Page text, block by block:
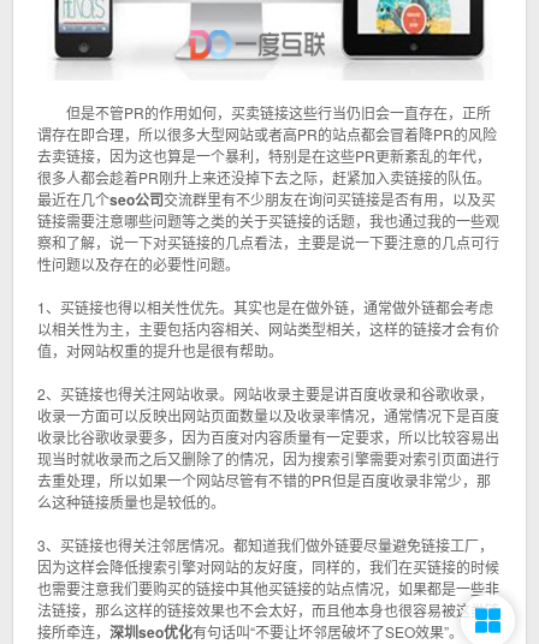
但是不管PR的作用如何，买卖链接这些行当仍旧会一直存在，正所
谓存在即合理，所以很多大型网站或者高PR的站点都会冒着降PR的风险
去卖链接，因为这也算是一个暴利，特别是在这些PR更新紊乱的年代，
很多人都会趁着PR刚升上来还没掉下去之际，赶紧加入卖链接的队伍。
最近在几个seo公司交流群里有不少朋友在询问买链接是否有用，以及买
链接需要注意哪些问题等之类的关于买链接的话题，我也通过我的一些观
察和了解，说一下对买链接的几点看法，主要是说一下要注意的几点可行
性问题以及存在的必要性问题。
1、买链接也得以相关性优先。其实也是在做外链，通常做外链都会考虑
以相关性为主，主要包括内容相关、网站类型相关，这样的链接才会有价
值，对网站权重的提升也是很有帮助。
2、买链接也得关注网站收录。网站收录主要是讲百度收录和谷歌收录，
收录一方面可以反映出网站页面数量以及收录率情况，通常情况下是百度
收录比谷歌收录要多，因为百度对内容质量有一定要求，所以比较容易出
现当时就收录而之后又删除了的情况，因为搜索引擎需要对索引页面进行
去重处理，所以如果一个网站尽管有不错的PR但是百度收录非常少，那
么这种链接质量也是较低的。
3、买链接也得关注邻居情况。都知道我们做外链要尽量避免链接工厂，
因为这样会降低搜索引擎对网站的友好度，同样的，我们在买链接的时候
也需要注意我们要购买的链接中其他买链接的站点情况，如果都是一些非
法链接，那么这样的链接效果也不会太好，而且他本身也很容易被这类链
接所牵连， 深圳seo优化有句话叫“不要让坏邻居破坏了SEO效果”。